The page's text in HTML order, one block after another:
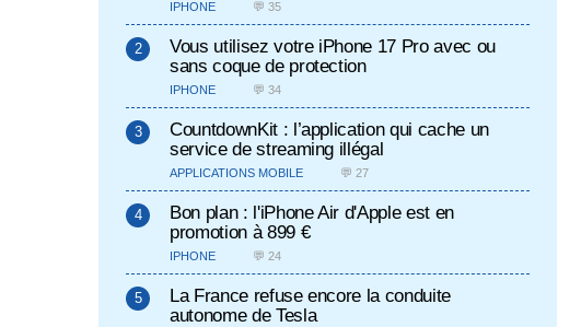
IPHONE 💬 35
Vous utilisez votre iPhone 17 Pro avec ou
sans coque de protection
IPHONE 💬 34
CountdownKit : l’application qui cache un
service de streaming illégal
APPLICATIONS MOBILE 💬 27
Bon plan : l'iPhone Air d'Apple est en
promotion à 899 €
IPHONE 💬 24
La France refuse encore la conduite
autonome de Tesla